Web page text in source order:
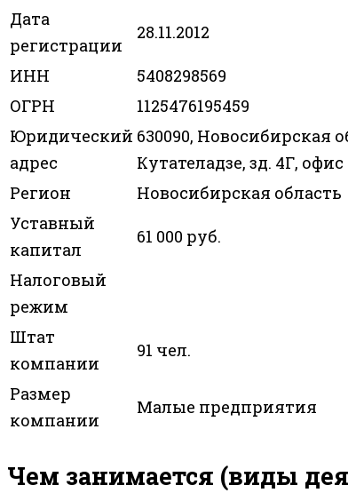
Дата
регистрации
28.11.2012
ИНН
5408298569
ОГРН
1125476195459
Юридический
адрес
630090, Новосибирская
Кутателадзе, зд. 4Г,
Регион
Новосибирская область
Уставный
капитал
61 000 руб.
Налоговый
режим
Штат
компании
91 чел.
Размер
компании
Малые предприятия
Чем занимается (виды